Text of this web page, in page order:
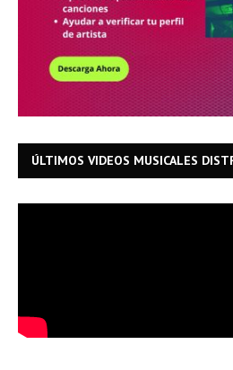
ÚLTIMOS VIDEOS MUSICALES